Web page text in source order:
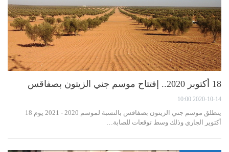
18 أكتوبر 2020.. إفتتاح موسم جني الزيتون بصفاقس
2020-10-14 10:00
ينطلق موسم جني الزيتون بصفاقس بالنسبة لموسم 2020 - 2021 يوم 18
أكتوير الجاري وذلك وسط توقعات للصابة…